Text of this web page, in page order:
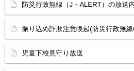
防災行政無線（J－ALERT）の放送
振り込め詐欺注意喚起(防災行政無
児童下校見守り放送